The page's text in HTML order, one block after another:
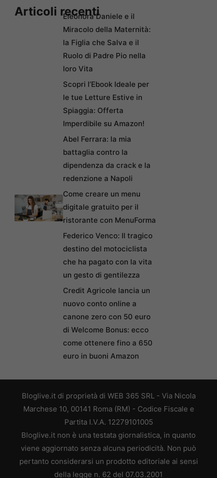
Articoli recentiEleonora Daniele e il
Miracolo della Maternità:
la Figlia che Salva e il
Ruolo di Padre Pio nella
loro Vita
Scopri l’Ebook Ideale per
le tue Letture Estive in
Spiaggia: Offerta
Imperdibile su Amazon!
Abel Ferrara: la mia
battaglia contro la
dipendenza da crack e la
redenzione a Napoli
Come creare un menu
digitale gratuito per il
ristorante con MenuForma
Federico Venco: Il tragico
destino del motociclista
che ha pagato con la vita
un gesto di gentilezza
Credit Agricole lancia un
nuovo conto online a
canone zero con 50 euro
di Welcome Bonus: ecco
come ottenere fino a 650
euro in buoni Amazon
Bloglive.it di proprietà di WEB 365 SRL - Via Nicola
Marchese 10, 00141 Roma (RM) - Codice Fiscale e
Partita I.V.A. 12279101005
Bloglive.it non è una testata giornalistica, in quanto
viene aggiornato senza alcuna periodicità. Non può
pertanto considerarsi un prodotto editoriale ai sensi
della legge n. 62 del 07.03.2001